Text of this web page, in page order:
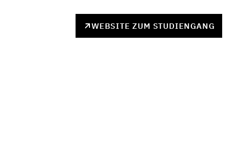
WEBSITE ZUM STUDIENGANG